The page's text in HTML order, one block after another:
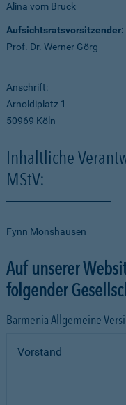
Alina vom Bruck
Aufsichtsratsvorsitzender:
Prof. Dr. Werner Görg
Anschrift:
Arnoldiplatz 1
50969 Köln
Inhaltliche
MStV:
Fynn Monshausen
Auf unserer
folgender
Barmenia Allgemeine
Vorstand